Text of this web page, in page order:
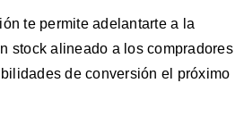
te permite adelantarte a la
stock alineado a los compradores
de conversión el próximo